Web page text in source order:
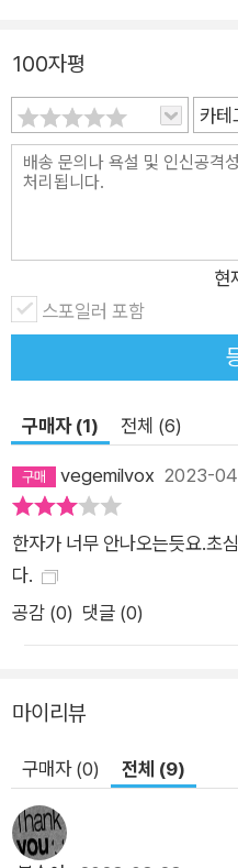
담긴 어휘들을 활용해 보며
습니다. 『마법천자문』시리
휘가 저절로 기억되는 이미지
과 더불어 『마법천자문』의
콘텐츠로 한자 어휘들을 마법
익힐 수 있도록 재미있고 다양하게 구성
자 어휘 20選 강용철 선생님과 현직 국어 선생님의 도움 아래, 하
나의 한자에서 어휘를 확장하
어휘의 범위와 관계를 넓혔습니다. ② 만화, AR, 학습 섹션
구성으로 탄탄하게 짚어 주는
의 맥락을 통해 어휘의 쓰임을
익히며, 학습 섹션과 나만의
벽하게 내 것으로 만들 수 있습니다. ③ 긴 지문 속 문해
구성하여 어휘력을 넘어 문해
대상 • 한국간행물윤리위원
콘텐츠진흥원 선정 문화산업
성경제연구소(SERI) 선정 10
자만족 히트상품
100자평
카테
현
스포일러 포함
구매자 (1) 전체 (6)
vegemilvox 2023-
한자가 너무 안나오는듯요.초
다.
공감 (0) 댓글 (0)
마이리뷰
구매자 (0) 전체 (9)